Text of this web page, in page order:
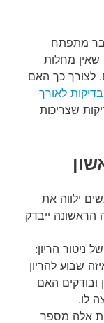
מתפתח
מחלות
לצורך כך האם
לאורך
שצריכות
ילווה את
הראשונה ייבדק
ניטור הריון:
שבוע להריון
ובודקים האם
לו.
אלה מספר